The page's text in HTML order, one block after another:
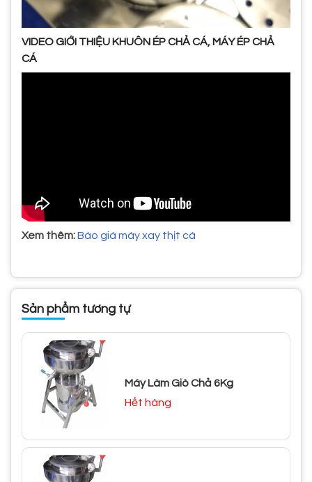
VIDEO GIỚI THIỆU KHUÔN ÉP CHẢ CÁ, MÁY ÉP CHẢ
CÁ
Xem thêm:Báo giá máy xay thịt cá
Sản phẩm tương tự
Máy Làm Giò Chả 6Kg
Hết hàng